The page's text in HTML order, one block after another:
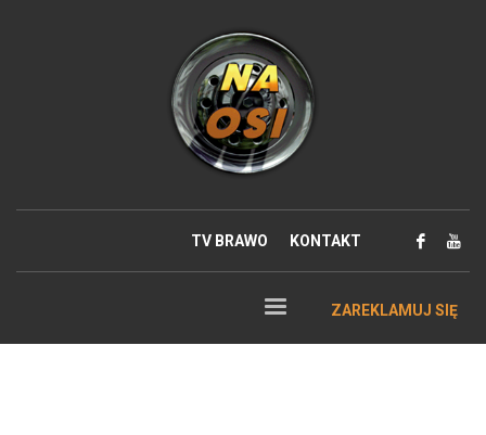
TV BRAWO KONTAKT
ZAREKLAMUJ SIĘ